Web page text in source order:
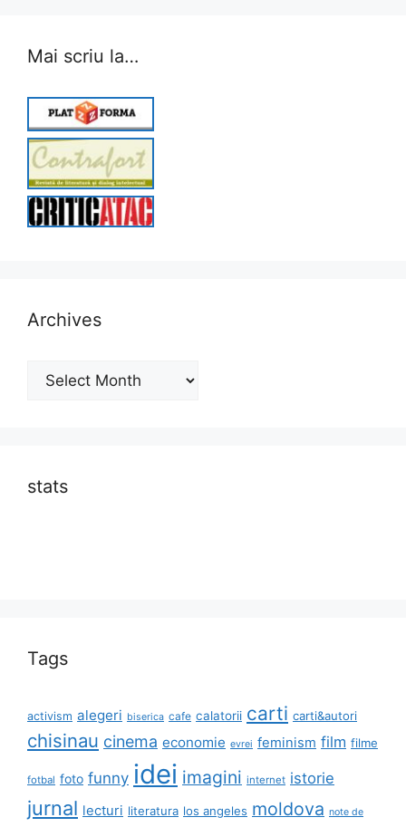
Mai scriu la…
Archives
Archives
stats
Tags
activism alegeri biserica cafe calatorii carti carti&autori
chisinau cinema economie evrei feminism film filme
fotbal foto funny idei imagini internet istorie
jurnal lecturi literatura los angeles moldova note de